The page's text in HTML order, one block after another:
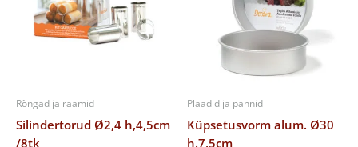
Rõngad ja raamid
Silindertorud Ø2,4 h,4,5cm
/8tk
Plaadid ja pannid
Küpsetusvorm alum. Ø30
h.7,5cm